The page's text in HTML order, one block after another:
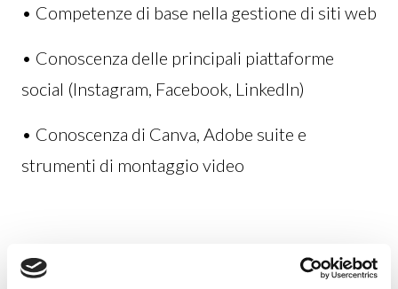
• Competenze di base nella gestione di siti web
• Conoscenza delle principali piattaforme
social (Instagram, Facebook, LinkedIn)
• Conoscenza di Canva, Adobe suite e
strumenti di montaggio video
Sede di lavoro: Torino – zona Lucento